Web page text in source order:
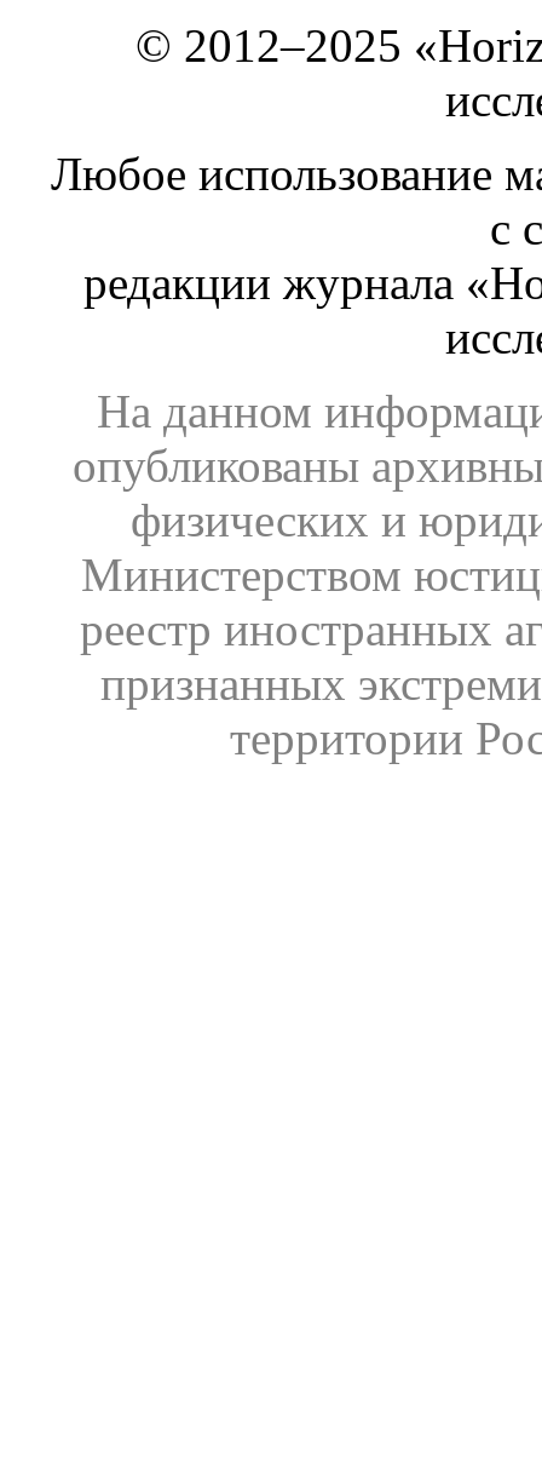
© 2012–2025
Любое использование
с
редакции журнала
На данном
опубликованы
физических и
Министерством
реестр иностранных
признанных
территории